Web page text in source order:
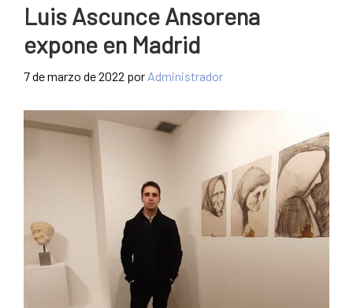
Luis Ascunce Ansorena
expone en Madrid
7 de marzo de 2022 por Administrador